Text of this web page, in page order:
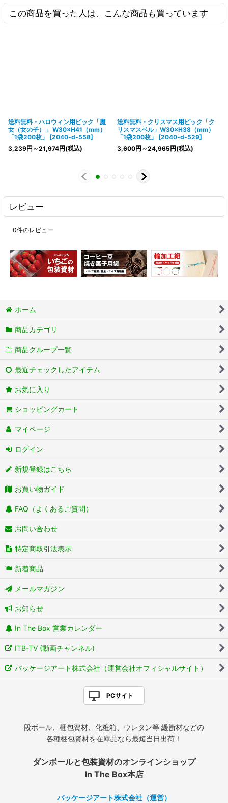
この商品を買った人は、こんな商品も買っています
送料無料・ハロウィン用ピック「魔
女（女の子）」 W30×H41（mm）
「1袋200枚」
[2040-d-558]
3,239円 ～21,974円(税込)
送料無料・クリスマス用ピック「ク
リスマスベル」W30×H38（mm）
「1袋200枚」
[2040-d-529]
3,600円 ～24,965円(税込)
レビュー
0件のレビュー
ホーム
商品カテゴリ
商品グループ一覧
最近チェックしたアイテム
お気に入り
ショッピングカート
マイページ
ログイン
新規登録はこちら
お買い物ガイド
FAQ（よくあるご質問）
お問い合わせ
特定商取引法表示
新着商品
メールマガジン
お知らせ
In The Box 営業カレンダー
ITB-TV (動画チャンネル)
パッケージアート株式会社（運営会社オフィシャルサイト）
PCサイト
段ボール、梱包資材、化粧箱、ウレタン等 緩衝材などの
各種梱包資材を在庫品なら最短当日出荷！
ダンボールと包装資材のオンラインショップ
In The Box本店
パッケージアート株式会社（運営）